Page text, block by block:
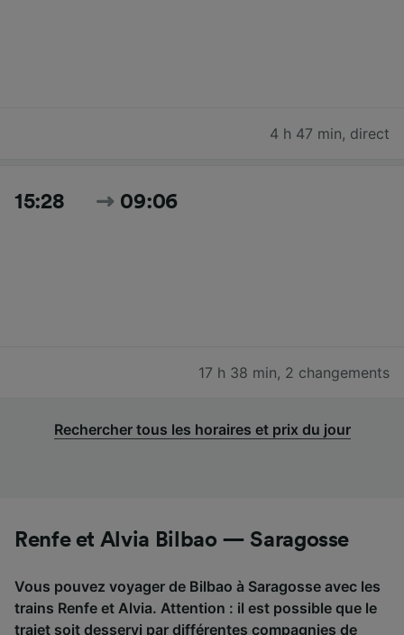
4 h 47 min, direct
15:28 09:06
17 h 38 min, 2 changements
Rechercher tous les horaires et prix du jour
Renfe et Alvia Bilbao — Saragosse
Vous pouvez voyager de Bilbao à Saragosse avec les
trains Renfe et Alvia. Attention : il est possible que le
trajet soit desservi par différentes compagnies de